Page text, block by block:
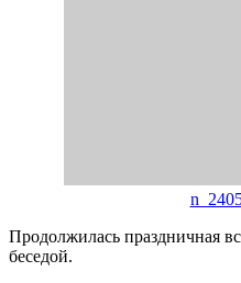
Продолжилась праздничная
беседой.